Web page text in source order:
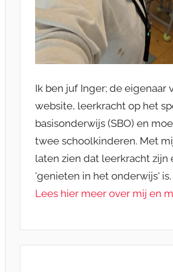
Ik ben juf Inger; de eigenaar
website, leerkracht op het
basisonderwijs (SBO) en
twee schoolkinderen. Met
laten zien dat leerkracht zijn
'genieten in het onderwijs' is.
Lees hier meer over mij en